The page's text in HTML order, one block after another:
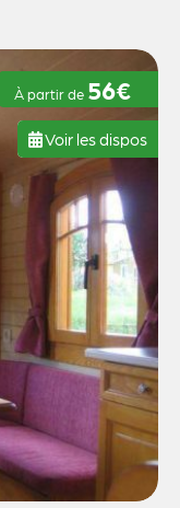
À partir de 56€
Voir les dispos